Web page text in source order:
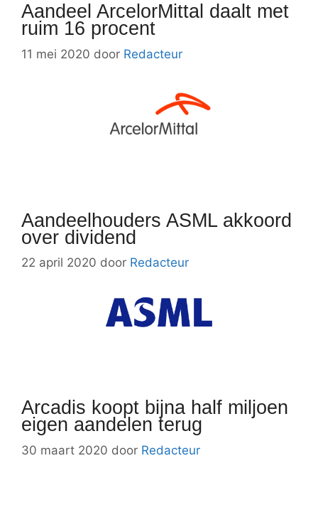
Aandeel ArcelorMittal daalt met
ruim 16 procent
11 mei 2020 door Redacteur
Aandeelhouders ASML akkoord
over dividend
22 april 2020 door Redacteur
Arcadis koopt bijna half miljoen
eigen aandelen terug
30 maart 2020 door Redacteur